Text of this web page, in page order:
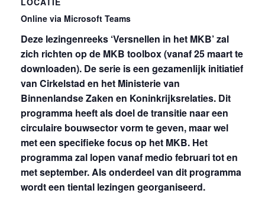
Deze lezingenreeks ‘Versnellen in het MKB’ zal
zich richten op de MKB toolbox (vanaf 25 maart te
downloaden). De serie is een gezamenlijk initiatief
van Cirkelstad en het Ministerie van
Binnenlandse Zaken en Koninkrijksrelaties. Dit
programma heeft als doel de transitie naar een
circulaire bouwsector vorm te geven, maar wel
met een specifieke focus op het MKB. Het
programma zal lopen vanaf medio februari tot en
met september. Als onderdeel van dit programma
wordt een tiental lezingen georganiseerd.
Online via Microsoft Teams